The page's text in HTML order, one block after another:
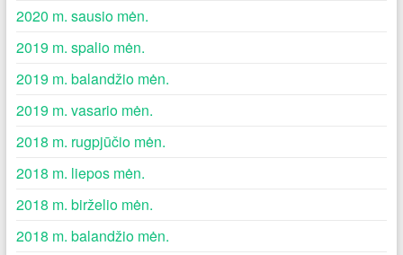
2020 m. sausio mėn.
2019 m. spalio mėn.
2019 m. balandžio mėn.
2019 m. vasario mėn.
2018 m. rugpjūčio mėn.
2018 m. liepos mėn.
2018 m. birželio mėn.
2018 m. balandžio mėn.